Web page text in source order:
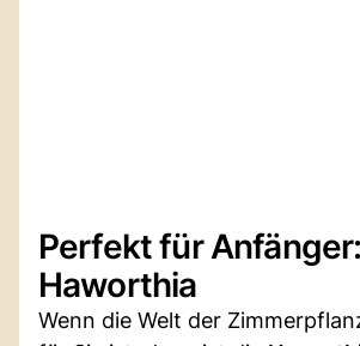
Perfekt für Anfänger:
Haworthia
Wenn die Welt der